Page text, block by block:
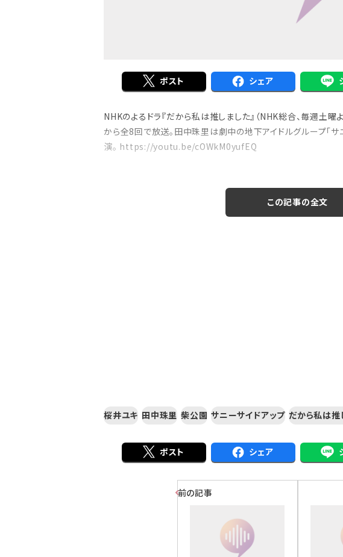
ポスト シェア
NHKのよるドラ『だから私は推しました』（NHK総合、毎週土
から全8回で放送。田中珠里は劇中の地下アイドルグループ「サ
演。 https://youtu.be/cOWkM0yufEQ
この記事の全文
桜井ユキ 田中珠里 柴公園 サニーサイドアップ だから私は推
ポスト シェア
前の記事
声優・フ